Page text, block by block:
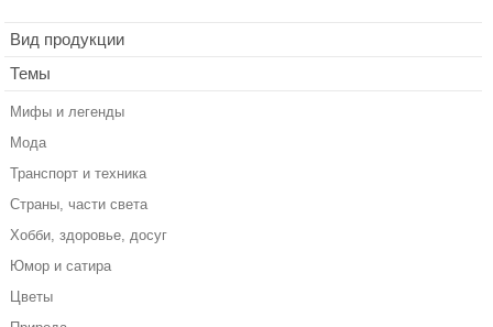
Вид продукции
Темы
Мифы и легенды
Мода
Транспорт и техника
Страны, части света
Хобби, здоровье, досуг
Юмор и сатира
Цветы